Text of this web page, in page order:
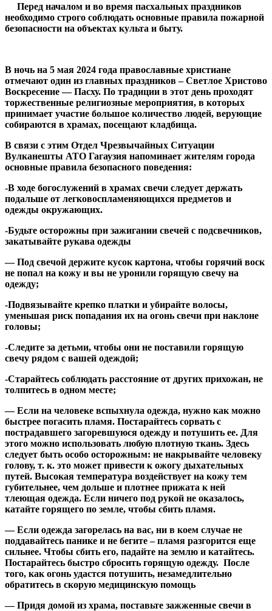
Перед началом и во время пасхальных праздников
необходимо строго соблюдать основные правила пожарной
безопасности на объектах культа и быту.
В ночь на 5 мая 2024 года православные христиане
отмечают один из главных праздников – Светлое Христово
Воскресение — Пасху. По традиции в этот день проходят
торжественные религиозные мероприятия, в которых
принимает участие большое количество людей, верующие
собираются в храмах, посещают кладбища.
В связи с этим Отдел Чрезвычайных Ситуации
Вулканешты АТО Гагаузия напоминает жителям города
основные правила безопасного поведения:
-В ходе богослужений в храмах свечи следует держать
подальше от легковоспламеняющихся предметов и
одежды окружающих.
-Будьте осторожны при зажигании свечей с подсвечников,
закатывайте рукава одежды
— Под свечой держите кусок картона, чтобы горячий воск
не попал на кожу и вы не уронили горящую свечу на
одежду;
-Подвязывайте крепко платки и убирайте волосы,
уменьшая риск попадания их на огонь свечи при наклоне
головы;
-Следите за детьми, чтобы они не поставили горящую
свечу рядом с вашей одеждой;
-Старайтесь соблюдать расстояние от других прихожан, не
толпитесь в одном месте;
— Если на человеке вспыхнула одежда, нужно как можно
быстрее погасить пламя. Постарайтесь сорвать с
пострадавшего загоревшуюся одежду и потушить ее. Для
этого можно использовать любую плотную ткань. Здесь
следует быть особо осторожным: не накрывайте человеку
голову, т. к. это может привести к ожогу дыхательных
путей. Высокая температура воздействует на кожу тем
губительнее, чем дольше и плотнее прижата к ней
тлеющая одежда. Если ничего под рукой не оказалось,
катайте горящего по земле, чтобы сбить пламя.
— Если одежда загорелась на вас, ни в коем случае не
поддавайтесь панике и не бегите – пламя разгорится еще
сильнее. Чтобы сбить его, падайте на землю и катайтесь.
Постарайтесь быстро сбросить горящую одежду. После
того, как огонь удастся потушить, незамедлительно
обратитесь в скорую медицинскую помощь
— Придя домой из храма, поставьте зажженные свечи в